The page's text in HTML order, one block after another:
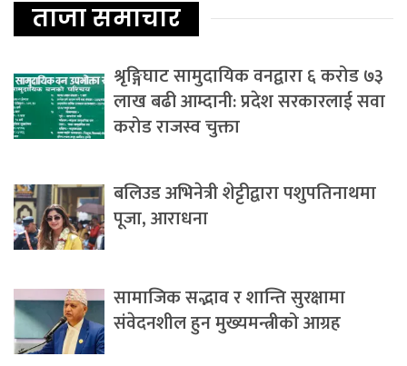
ताजा समाचार
श्रृङ्गिघाट सामुदायिक वनद्वारा ६ करोड ७३
लाख बढी आम्दानी: प्रदेश सरकारलाई सवा
करोड राजस्व चुक्ता
बलिउड अभिनेत्री शेट्टीद्वारा पशुपतिनाथमा
पूजा, आराधना
सामाजिक सद्भाव र शान्ति सुरक्षामा
संवेदनशील हुन मुख्यमन्त्रीको आग्रह